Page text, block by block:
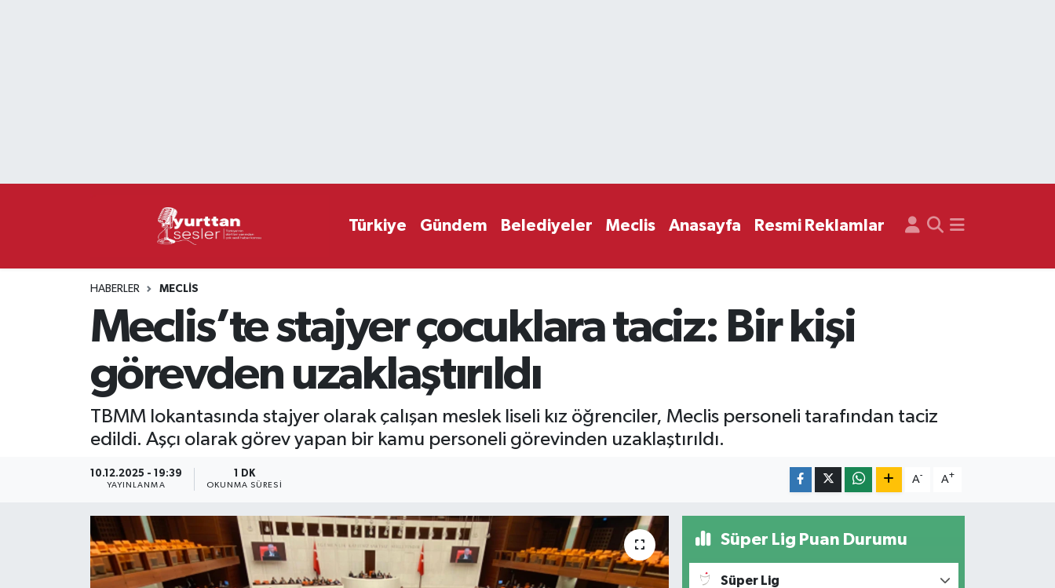
Türkiye Gündem Belediyeler Meclis Anasayfa Resmi Reklamlar
HABERLER MECLIS
Meclis’te stajyer çocuklara taciz: Bir kişi
görevden uzaklaştırıldı
TBMM lokantasında stajyer olarak çalışan meslek liseli kız öğrenciler, Meclis personeli tarafından taciz
edildi. Aşçı olarak görev yapan bir kamu personeli görevinden uzaklaştırıldı.
10.12.2025 - 19:39
YAYINLANMA
1 DK
OKUNMA SÜRESI
A- A+
Süper Lig Puan Durumu
Süper Lig
Süper Lig Puan Durumu ve Fikstür
Haber Arşivi